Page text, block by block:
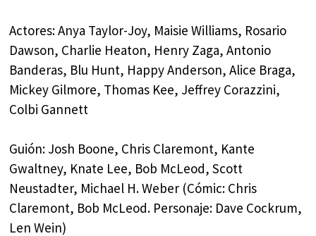
Actores: Anya Taylor-Joy, Maisie Williams, Rosario
Dawson, Charlie Heaton, Henry Zaga, Antonio
Banderas, Blu Hunt, Happy Anderson, Alice Braga,
Mickey Gilmore, Thomas Kee, Jeffrey Corazzini,
Colbi Gannett
Guión: Josh Boone, Chris Claremont, Kante
Gwaltney, Knate Lee, Bob McLeod, Scott
Neustadter, Michael H. Weber (Cómic: Chris
Claremont, Bob McLeod. Personaje: Dave Cockrum,
Len Wein)